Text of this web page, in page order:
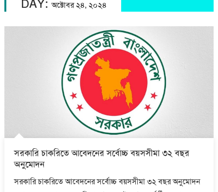
DAY:অক্টোবর ২৪, ২০২৪
সরকারি চাকরিতে আবেদনের সর্বোচ্চ বয়সসীমা ৩২ বছর
অনুমোদন
সরকারি চাকরিতে আবেদনের সর্বোচ্চ বয়সসীমা ৩২ বছর অনুমোদন